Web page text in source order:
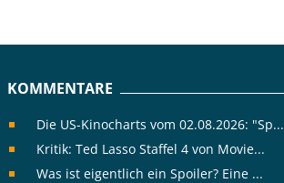
KOMMENTARE
Die US-Kinocharts vom 02.08.2026: "Sp...
Kritik: Ted Lasso Staffel 4 von Movie...
Was ist eigentlich ein Spoiler? Eine ...